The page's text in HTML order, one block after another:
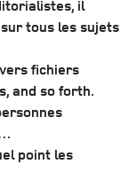
il
tous les sujets
fichiers
and so forth.
point les